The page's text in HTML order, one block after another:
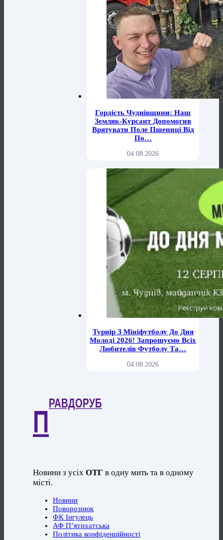
Гордість Чуднівщини: Наш
Земляк-Курсант Допомогив
Врятувати Поле Пшениці Від
По…
04.08.2026
Турнір З Мініфутболу До Дня
Молоді 2026! Запрошуємо Всіх
Любителів Футболу Та…
04.08.2026
П
РАВДОРУБ
Новини з усіхОТГ в одну мить та в одному
місті.
Новини
Поворознюк
ФК Інгулець
АФ П’ятихатська
Політика конфіденційності